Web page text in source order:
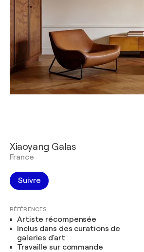
Xiaoyang Galas
France
Suivre
RÉFÉRENCES
Artiste récompensée
Inclus dans des curations de
galeries d'art
Travaille sur commande